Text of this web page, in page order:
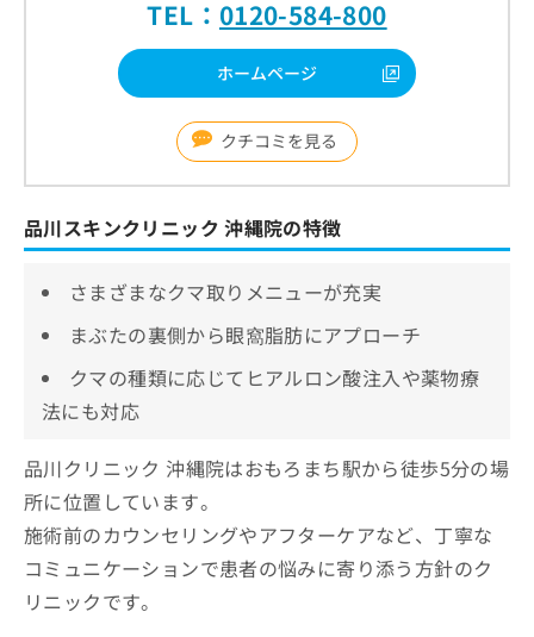
TEL： 0120-584-800
ホームページ
クチコミを見る
品川スキンクリニック 沖縄院の特徴
さまざまなクマ取りメニューが充実
まぶたの裏側から眼窩脂肪にアプローチ
クマの種類に応じてヒアルロン酸注入や薬物療
法にも対応
品川クリニック 沖縄院はおもろまち駅から徒歩5分の場
所に位置しています。
施術前のカウンセリングやアフターケアなど、丁寧な
コミュニケーションで患者の悩みに寄り添う方針のク
リニックです。